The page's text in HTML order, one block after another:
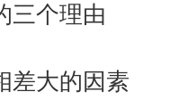
三个理由
差大的因素